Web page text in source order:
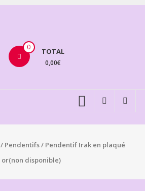
BIJOUX
0 TOTAL
0,00€
/ Pendentifs/ Pendentif Irak en plaqué
or(non disponible)